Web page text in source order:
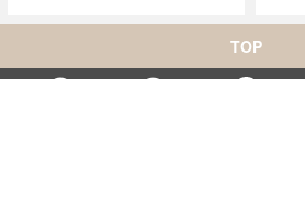
TOP